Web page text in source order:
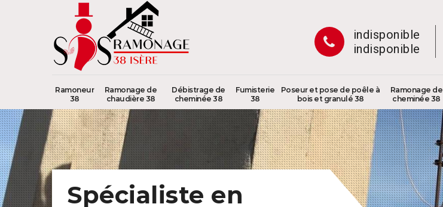
indisponible
indisponible
Ramoneur
38
Ramonage de
chaudière 38
Débistrage de
cheminée 38
Fumisterie
38
Poseur et pose de poêle à
bois et granulé 38
Ramonage de
cheminée 38
Spécialiste en